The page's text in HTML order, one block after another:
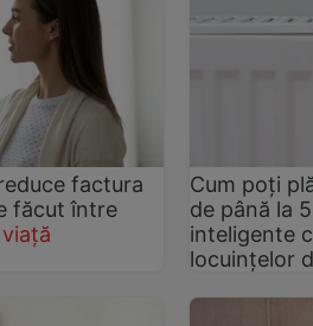
factura
făcut între
Cum poți
de până la
inteligente
locuințelor